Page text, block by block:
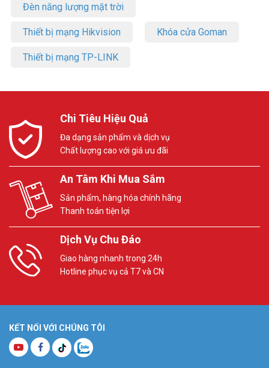
Đèn năng lượng mặt trời
Thiết bị mạng Hikvision Khóa cửa Goman
Thiết bị mạng TP-LINK
Chi Tiêu Hiệu Quả
Đa dạng sản phẩm và dịch vụ
Chất lượng cao với giá ưu đãi
An Tâm Khi Mua Sắm
Sản phẩm, hàng hóa chính hãng
Thanh toán tiện lợi
Dịch Vụ Chu Đáo
Giao hàng nhanh trong 24h
Hotline phục vụ cả T7 và CN
KẾT NỐI VỚI CHÚNG TÔI